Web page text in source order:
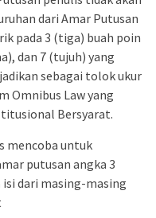
dari Amar Putusan
pada 3 (tiga) buah poin
dan 7 (tujuh) yang
sebagai tolok ukur
Omnibus Law yang
Bersyarat.
mencoba untuk
putusan angka 3
dari masing-masing